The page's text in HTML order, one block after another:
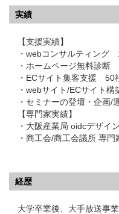
実績
【支援実績】
・webコンサルティング
・ホームページ無料診断
・ECサイト集客支援 50
・webサイト/ECサイト
・セミナーの登壇・企画/
【専門家実績】
・大阪産業局 oidcデザイ
・商工会/商工会議所 専門
経歴
大学卒業後、大手放送事